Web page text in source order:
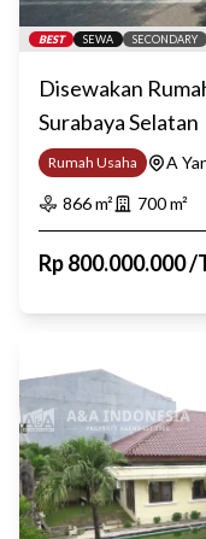
BEST SEWA SECONDARY
Disewakan
Surabaya Selatan
Rumah Usaha
A
866m² 700m²
Rp800.000.000/